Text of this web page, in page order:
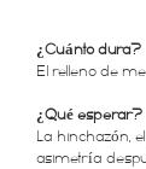
¿Cuánto dura?
El relleno de
¿Qué esperar?
La hinchazón,
asimetría